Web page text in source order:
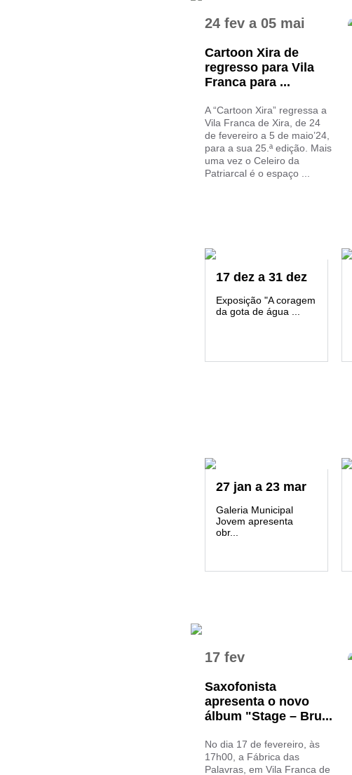
24 fev a05 mai
Cartoon Xira de
regresso para Vila
Franca para ...
A “Cartoon Xira” regressa a
Vila Franca de Xira, de 24
de fevereiro a 5 de maio’24,
para a sua 25.ª edição. Mais
uma vez o Celeiro da
Patriarcal é o espaço ...
17 dez a 31 dez
Exposição "A coragem
da gota de água ...
27 jan a 23 mar
Galeria Municipal
Jovem apresenta
obr...
17 fev
Saxofonista
apresenta o novo
álbum "Stage – Bru...
No dia 17 de fevereiro, às
17h00, a Fábrica das
Palavras, em Vila Franca de